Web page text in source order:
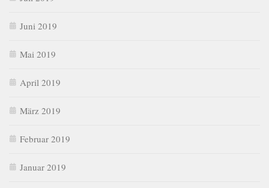
Juni 2019
Mai 2019
April 2019
März 2019
Februar 2019
Januar 2019